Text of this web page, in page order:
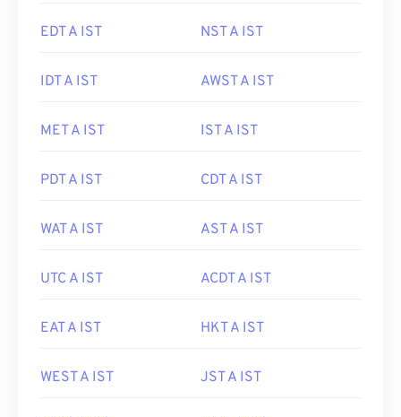
EDT A IST NST A IST
IDT A IST AWST A IST
MET A IST IST A IST
PDT A IST CDT A IST
WAT A IST AST A IST
UTC A IST ACDT A IST
EAT A IST HKT A IST
WEST A IST JST A IST